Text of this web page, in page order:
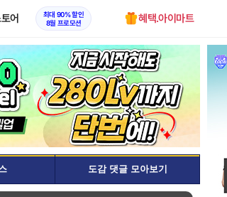
어
최대 90% 할인
8월 프로모션
혜택.아이마트
도감 댓글 모아보기